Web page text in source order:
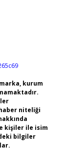
kurum
niteliği
kişiler ile isim
bilgiler